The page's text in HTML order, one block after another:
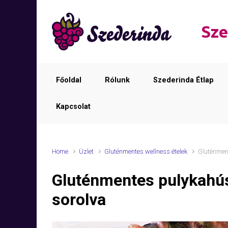
Főoldal Rólunk Szederinda Étlap
Kapcsolat
Home Üzlet Gluténmentes wellness ételek
Gluténmentes
sorolva